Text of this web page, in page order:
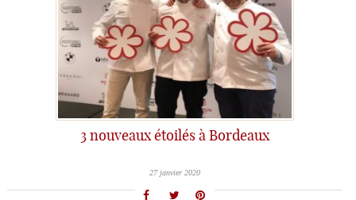
3 nouveaux étoilés à Bordeaux
27 janvier 2020